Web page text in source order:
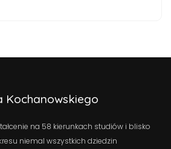
Kochanowskiego
na 58 kierunkach studiów i blisko
niemal wszystkich dziedzin